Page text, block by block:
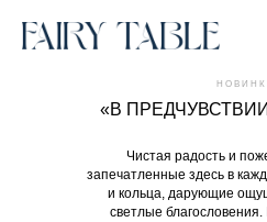
«В
Чистая радость и
запечатленные здесь в
и кольца, дарующие
светлые